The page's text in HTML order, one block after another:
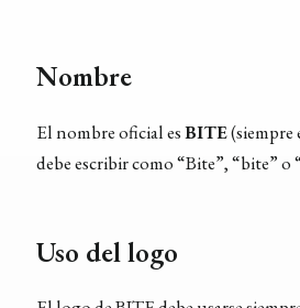
Nombre
El nombre oficial esBITE(siempre
debe escribir como “Bite”, “bite” o
Uso del logo